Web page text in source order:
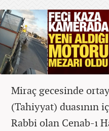
Miraç gecesinde
(Tahiyyat) duasının
Rabbi olan Cenab-ı